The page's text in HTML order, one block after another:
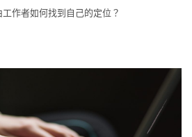
工作者如何找到自己的定位？